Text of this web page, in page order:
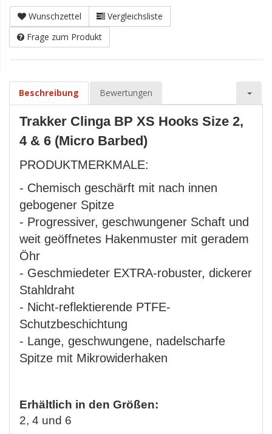
Wunschzettel
Vergleichsliste
Frage zum Produkt
Beschreibung Bewertungen
Trakker Clinga BP XS Hooks Size 2,
4 & 6 (Micro Barbed)
PRODUKTMERKMALE:
- Chemisch geschärft mit nach innen
gebogener Spitze
- Progressiver, geschwungener Schaft und
weit geöffnetes Hakenmuster mit geradem
Öhr
- Geschmiedeter EXTRA-robuster, dickerer
Stahldraht
- Nicht-reflektierende PTFE-
Schutzbeschichtung
- Lange, geschwungene, nadelscharfe
Spitze mit Mikrowiderhaken
Erhältlich in den Größen:
2, 4 und 6